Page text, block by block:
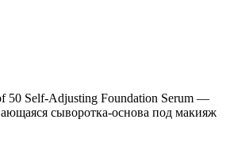
50 Self-Adjusting Foundation Serum —
сыворотка-основа под макияж